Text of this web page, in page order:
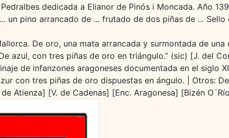
dedicada a Elianor de Pinós i Moncada. Año
un pino arrancado de ... frutado de dos piñas de ... Sello
De oro, una mata arrancada y surmontada de
azul, con tres piñas de oro en triángulo.” (sic) [J. del
de infanzones aragoneses documentada en el siglo
con tres piñas de oro dispuestas en ángulo. | Otros:
Atienza] [V. de Cadenas] [Enc. Aragonesa] [Bizén